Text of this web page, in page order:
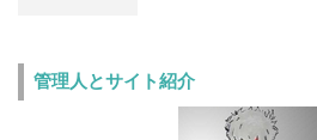
管理人とサイト紹介